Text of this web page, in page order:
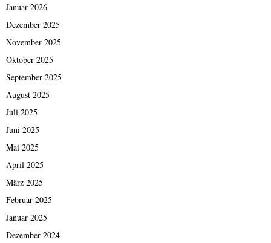
Januar 2026
Dezember 2025
November 2025
Oktober 2025
September 2025
August 2025
Juli 2025
Juni 2025
Mai 2025
April 2025
März 2025
Februar 2025
Januar 2025
Dezember 2024